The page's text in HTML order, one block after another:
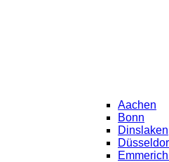
Aachen
Bonn
Dinslaken